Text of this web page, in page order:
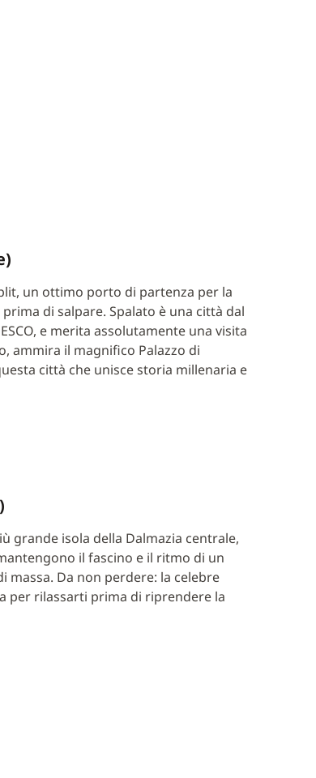
un ottimo porto di partenza per la
di salpare. Spalato è una città dal
e merita assolutamente una visita
ammira il magnifico Palazzo di
città che unisce storia millenaria e
grande isola della Dalmazia centrale,
il fascino e il ritmo di un
Da non perdere: la celebre
per rilassarti prima di riprendere la